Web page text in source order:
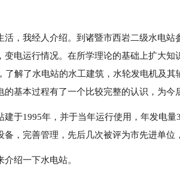
活，我经人介绍。到诸暨市西岩二级水电站
变电运行情况。在所学理论的基础上扩大
了解了水电站的水工建筑，水轮发电机及
基本过程有了一个比较完整的认识，为今
建于1995年，并于当年运行使用，年发电
，完善管理，先后几次被评为市先进单位
绍一下水电站。